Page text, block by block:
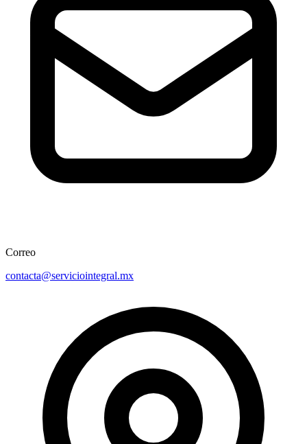
Correo
contacta@serviciointegral.mx